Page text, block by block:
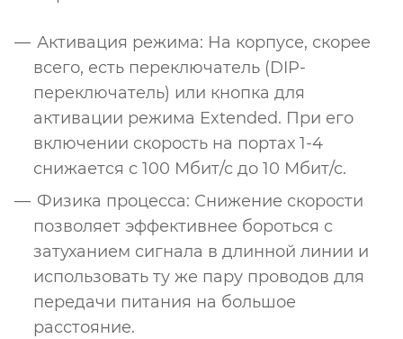
Активация режима: На корпусе, скорее
всего, есть переключатель (DIP-
переключатель) или кнопка для
активации режима Extended. При его
включении скорость на портах 1-4
снижается с 100 Мбит/с до 10 Мбит/с.
Физика процесса: Снижение скорости
позволяет эффективнее бороться с
затуханием сигнала в длинной линии и
использовать ту же пару проводов для
передачи питания на большое
расстояние.